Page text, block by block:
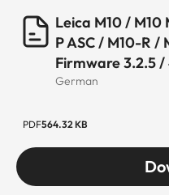
Leica M10 /
P ASC / M10-R /
Firmware 3.2.5 /
German
PDF564.32 KB